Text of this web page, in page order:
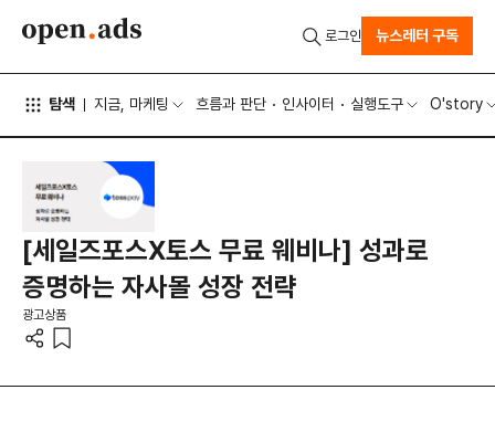
탐색 지금, 마케팅 흐름과 판단 인사이터 실행도구 O'story
로그인 뉴스레터 구독
[세일즈포스X토스 무료 웨비나] 성과로
증명하는 자사몰 성장 전략
광고상품